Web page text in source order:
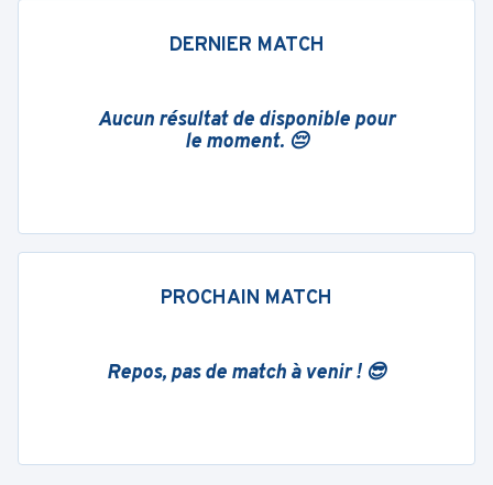
DERNIER MATCH
Aucun résultat de disponible pour
le moment. 😔
PROCHAIN MATCH
Repos, pas de match à venir ! 😎